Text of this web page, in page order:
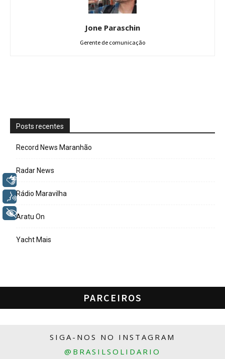
Jone Paraschin
Gerente de comunicação
Posts recentes
Record News Maranhão
Radar News
Rádio Maravilha
Aratu On
Yacht Mais
PARCEIROS
SIGA-NOS NO INSTAGRAM
@BRASILSOLIDARIO
Voz
+ Acessibilidade